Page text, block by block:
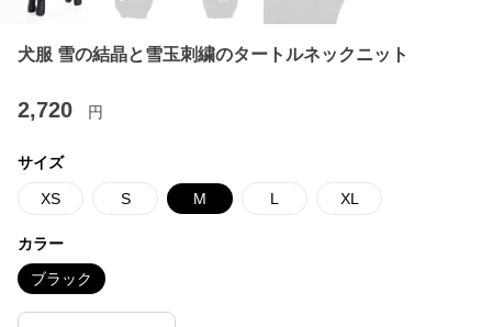
犬服 雪の結晶と雪玉刺繍のタートルネックニット
2,720 円
サイズ
XS S M L XL
カラー
ブラック